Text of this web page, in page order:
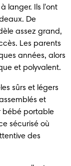
langer. Ils l'ont
De
assez grand,
Les parents
années, alors
et polyvalent.
sûrs et légers
et
bébé portable
sécurisé où
des